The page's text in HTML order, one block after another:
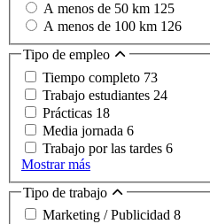
A menos de 50 km 125
A menos de 100 km 126
Tipo de empleo
Tiempo completo 73
Trabajo estudiantes 24
Prácticas 18
Media jornada 6
Trabajo por las tardes 6
Mostrar más
Tipo de trabajo
Marketing / Publicidad 8